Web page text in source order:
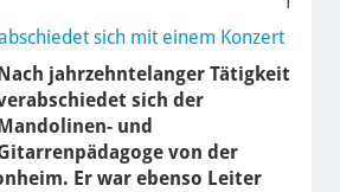
sich mit einem Konzert
Nach jahrzehntelanger Tätigkeit
sich der
Mandolinen- und
von der
Er war ebenso Leiter